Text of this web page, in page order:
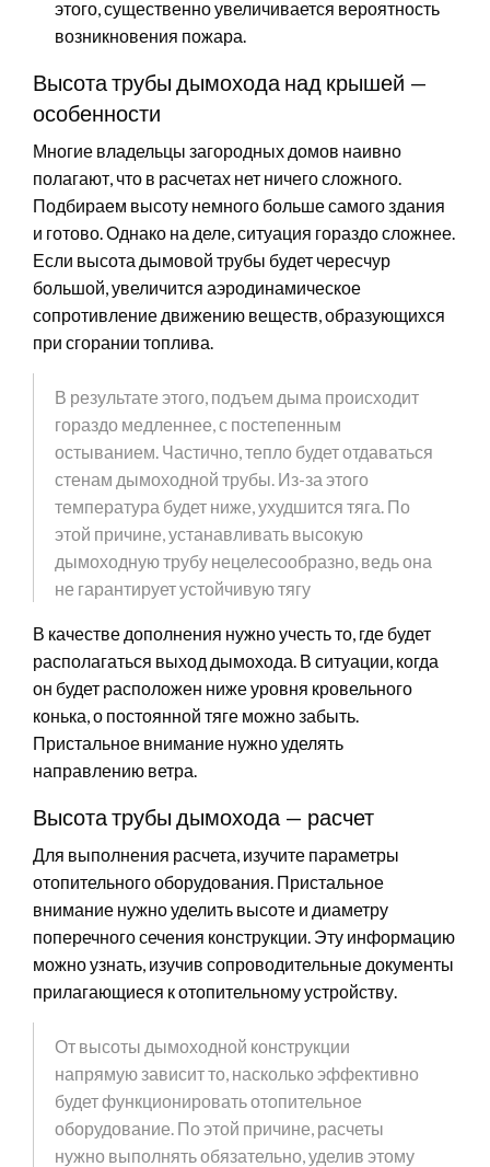
этого, существенно увеличивается вероятность
возникновения пожара.
Высота трубы дымохода над крышей —
особенности
Многие владельцы загородных домов наивно
полагают, что в расчетах нет ничего сложного.
Подбираем высоту немного больше самого здания
и готово. Однако на деле, ситуация гораздо сложнее.
Если высота дымовой трубы будет чересчур
большой, увеличится аэродинамическое
сопротивление движению веществ, образующихся
при сгорании топлива.
В результате этого, подъем дыма происходит
гораздо медленнее, с постепенным
остыванием. Частично, тепло будет отдаваться
стенам дымоходной трубы. Из-за этого
температура будет ниже, ухудшится тяга. По
этой причине, устанавливать высокую
дымоходную трубу нецелесообразно, ведь она
не гарантирует устойчивую тягу
В качестве дополнения нужно учесть то, где будет
располагаться выход дымохода. В ситуации, когда
он будет расположен ниже уровня кровельного
конька, о постоянной тяге можно забыть.
Пристальное внимание нужно уделять
направлению ветра.
Высота трубы дымохода — расчет
Для выполнения расчета, изучите параметры
отопительного оборудования. Пристальное
внимание нужно уделить высоте и диаметру
поперечного сечения конструкции. Эту информацию
можно узнать, изучив сопроводительные документы
прилагающиеся к отопительному устройству.
От высоты дымоходной конструкции
напрямую зависит то, насколько эффективно
будет функционировать отопительное
оборудование. По этой причине, расчеты
нужно выполнять обязательно, уделив этому